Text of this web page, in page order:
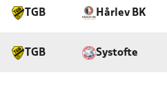
TGB Hårlev BK
TGB Systofte